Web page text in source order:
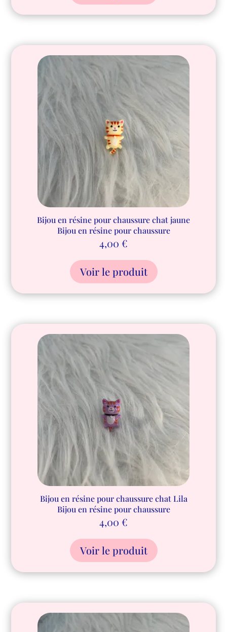
Bijou en résine pour chaussure chat jaune
Bijou en résine pour chaussure
4,00 €
Voir le produit
Bijou en résine pour chaussure chat Lila
Bijou en résine pour chaussure
4,00 €
Voir le produit